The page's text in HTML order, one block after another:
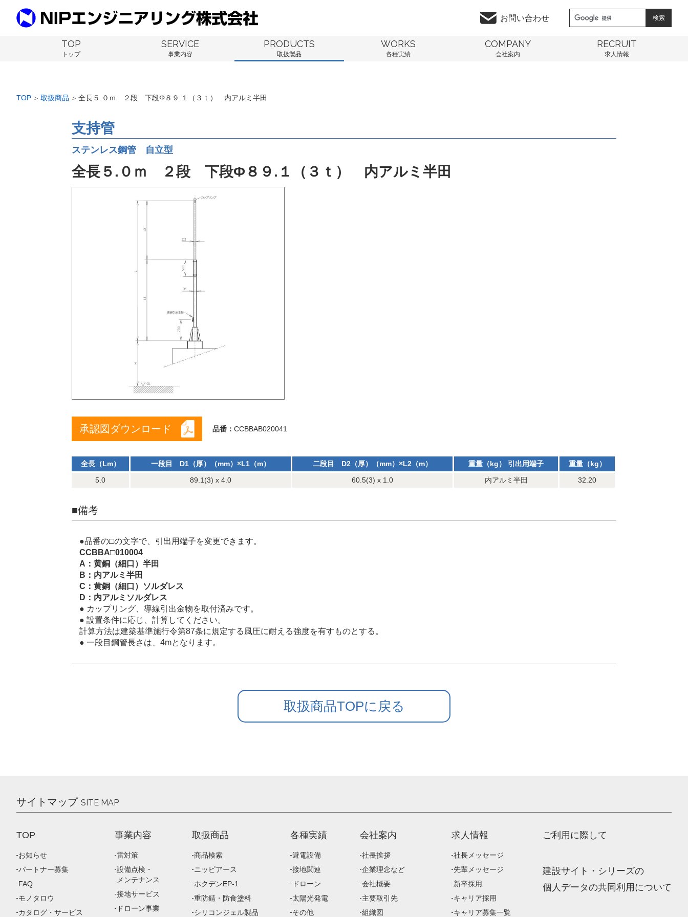
お問い合わせ
TOP
トップ
SERVICE
事業内容
PRODUCTS
取扱製品
WORKS
各種実績
COMPANY
会社案内
RECRUIT
求人情報
TOP ＞ 取扱商品 ＞ 全長５.０ｍ ２段 下段Φ８９.１（３ｔ） 内アルミ半田
支持管
ステンレス鋼管 自立型
全長５.０ｍ ２段 下段Φ８９.１（３ｔ） 内アルミ半田
承認図ダウンロード 品番： CCBBAB020041
全長（Lm） 一段目 D1（厚）（mm）×L1（m） 二段目 D2（厚）（mm）×L2（m） 重量（kg） 引出用端子
重量（kg）
5.0
89.1(3) x 4.0 60.5(3) x 1.0 内アルミ半田 32.20
■備考
●品番の□の文字で、引出用端子を変更できます。
CCBBA□010004
A：黄銅（細口）半田
B：内アルミ半田
C：黄銅（細口）ソルダレス
D：内アルミソルダレス
● カップリング、導線引出金物を取付済みです。
● 設置条件に応じ、計算してください。
計算方法は建築基準施行令第87条に規定する風圧に耐える強度を有すものとする。
● 一段目鋼管長さは、4mとなります。
取扱商品TOPに戻る
サイトマップ SITE MAP
TOP
お知らせ
パートナー募集
FAQ
モノタロウ
カタログ・サービス
事業内容
雷対策
設備点検・
メンテナンス
接地サービス
ドローン事業
取扱商品
商品検索
ニッピアース
ホクデンEP-1
重防錆・防食塗料
シリコンジェル製品
各種実績
避電設備
接地関連
ドローン
太陽光発電
その他
会社案内
社長挨拶
企業理念など
会社概要
主要取引先
組織図
求人情報
社長メッセージ
先輩メッセージ
新卒採用
キャリア採用
キャリア募集一覧
ご利用に際して
建設サイト・シリーズの
個人データの共同利用について